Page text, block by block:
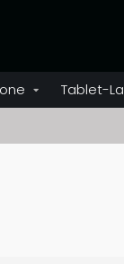
Tablet-